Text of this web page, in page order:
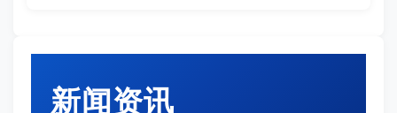
新闻资讯